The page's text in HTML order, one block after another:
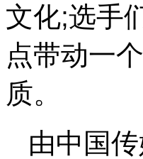
文化;选手
点带动一
质。
由中国